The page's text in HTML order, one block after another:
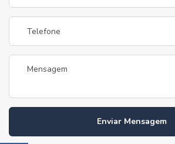
Enviar Mensagem